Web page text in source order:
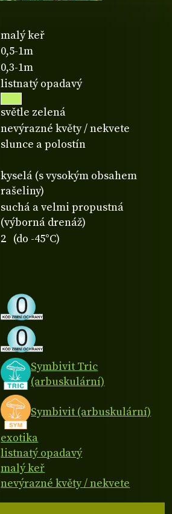
malý keř
0,5-1m
0,3-1m
listnatý opadavý
světle zelená
nevýrazné květy / nekvete
slunce a polostín
kyselá (s vysokým obsahem
rašeliny)
suchá a velmi propustná
(výborná drenáž)
2 (do -45°C)
Symbivit Tric
(arbuskulární)
Symbivit (arbuskulární)
exotika
listnatý opadavý
malý keř
nevýrazné květy / nekvete